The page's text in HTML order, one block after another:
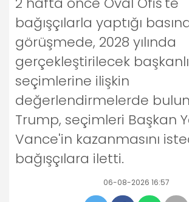
bağışçılarla yaptığı
görüşmede, 2028 yılında
gerçekleştirilecek
seçimlerine ilişkin
değerlendirmelerde
Trump, seçimleri Başkan
Vance'in kazanmasını
bağışçılara iletti.
06-08-2026 16:57